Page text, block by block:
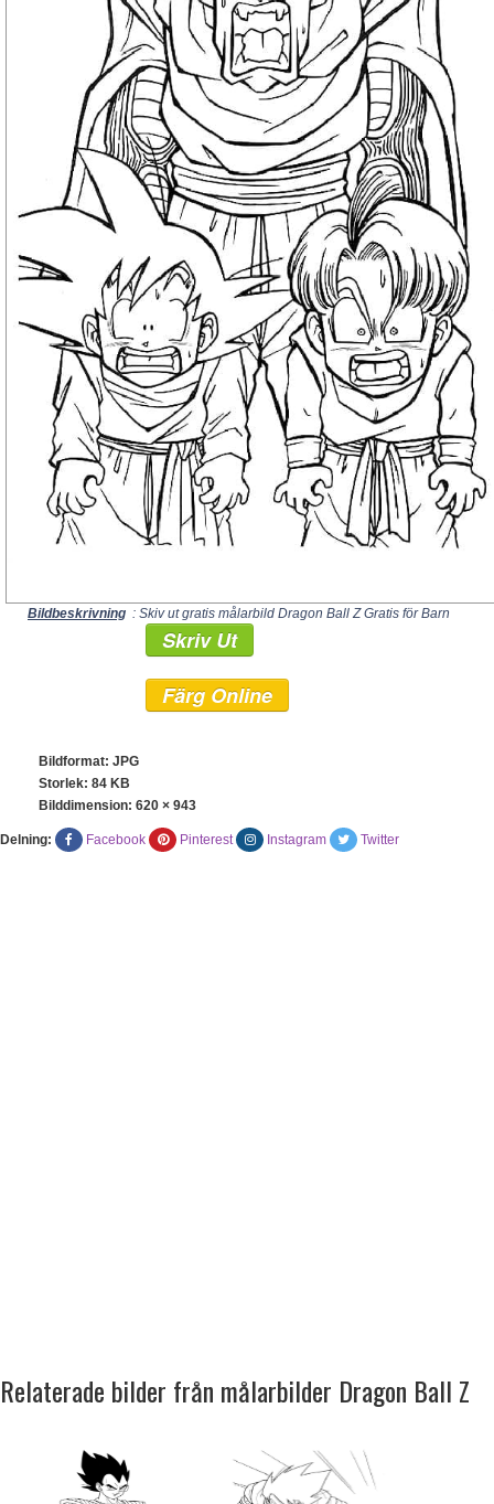
Bildbeskrivning : Skiv ut gratis målarbild Dragon Ball Z Gratis för Barn
Skriv Ut
Färg Online
Bildformat: JPG
Storlek: 84 KB
Bilddimension: 620 × 943
Delning: Facebook Pinterest Instagram Twitter
Relaterade bilder från målarbilder Dragon Ball Z